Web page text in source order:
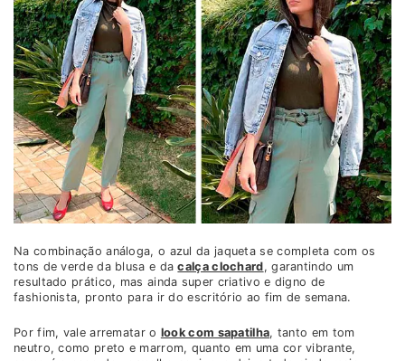
Na combinação análoga, o azul da jaqueta se completa com os
tons de verde da blusa e dacalça clochard, garantindo um
resultado prático, mas ainda super criativo e digno de
fashionista, pronto para ir do escritório ao fim de semana.
Por fim, vale arrematar o look com sapatilha, tanto em tom
neutro, como preto e marrom, quanto em uma cor vibrante,